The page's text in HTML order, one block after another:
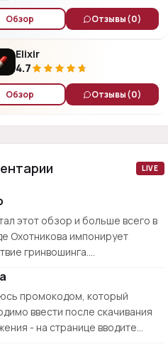
Обзор Отзывы(0)
Elixir
4.7
Обзор Отзывы(0)
LIVE
этот обзор и больше всего в
Охотникова импонирует
гринвошинга....
промокодом, который
ввести после скачивания
- на странице вводите...